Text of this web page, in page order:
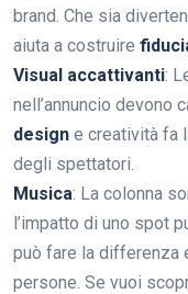
brand. Che sia
aiuta a costruire
Visual accattivanti:
nell’annuncio devono
design e creatività fa
degli spettatori.
Musica: La colonna
l’impatto di uno spot
può fare la differenza
persone. Se vuoi